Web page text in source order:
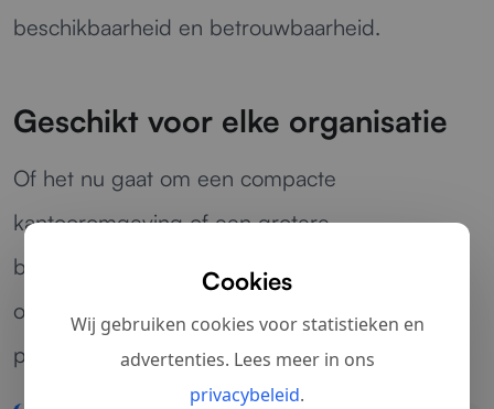
beschikbaarheid en betrouwbaarheid.
Geschikt voor elke organisatie
Of het nu gaat om een compacte
kantooromgeving of een grotere
bedrijfsinfrastructuur: wij richten ICT-
oplossingen in die schaalbaar, veilig en
praktisch inzetbaar zijn.
Cookies
Wij gebruiken cookies voor statistieken en
advertenties. Lees meer in ons
privacybeleid.